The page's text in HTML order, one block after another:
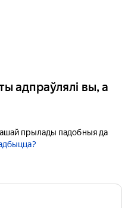
адпраўлялі вы, а
прылады падобныя да